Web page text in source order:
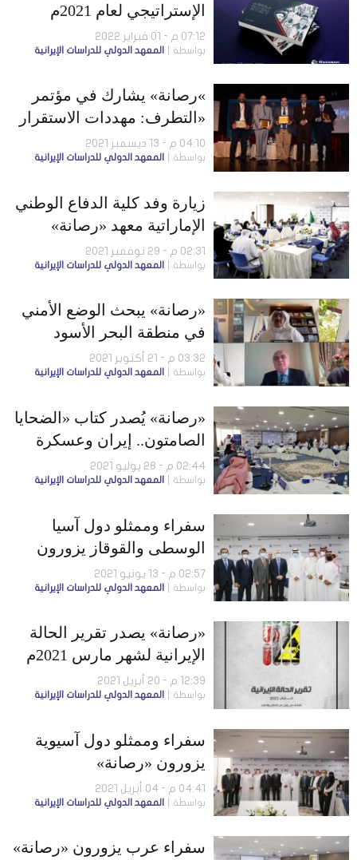
الإستراتيجي لعام 2021م
07:12 م - 01 فبراير 2022
بواسطة المعهد الدولي للدراسات الإيرانية
»رصانة» يشارك في مؤتمر
«التطرف: مهددات الاستقرار
العالمي» في الهند
04:10 م - 13 ديسمبر 2021
بواسطة المعهد الدولي للدراسات الإيرانية
زيارة وفد كلية الدفاع الوطني
الإماراتية معهد «رصانة»
02:31 م - 29 نوفمبر 2021
بواسطة المعهد الدولي للدراسات الإيرانية
«رصانة» يبحث الوضع الأمني
في منطقة البحر الأسود
والبلقان والشرق الأوسط مع
مركز الإستراتيجية الجديدة
03:32 م - 21 أكتوبر 2021
بواسطة المعهد الدولي للدراسات الإيرانية
«رصانة» يُصدر كتاب «الضحايا
الصامتون.. إيران وعسكرة
الأطفال في الشرق الأوسط»
02:44 م - 28 يوليو 2021
بواسطة المعهد الدولي للدراسات الإيرانية
سفراء وممثلو دول آسيا
الوسطى والقوقاز يزورون
«رصانة»
02:57 م - 13 يونيو 2021
بواسطة المعهد الدولي للدراسات الإيرانية
«رصانة» يصدر تقرير الحالة
الإيرانية لشهر مارس 2021م
12:39 م - 20 أبريل 2021
بواسطة المعهد الدولي للدراسات الإيرانية
سفراء وممثلو دول آسيوية
يزورون «رصانة»
04:41 م - 04 أبريل 2021
بواسطة المعهد الدولي للدراسات الإيرانية
سفراء عرب يزورون «رصانة»